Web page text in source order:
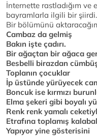
İnternette rastladığım
bayramlarla ilgili bir
Bir bölümünü
Cambaz da gelmiş
Bakın işte çadırı.
Bir ağaçtan bir ağaca
Besbelli birazdan
Toplanın çocuklar
İp üstünde yürüyecek
Boncuk ise kırmızı
Elma şekeri gibi boyalı
Renk renk yamalı
Etrafına toplamış
Yapıyor yine gösterisini